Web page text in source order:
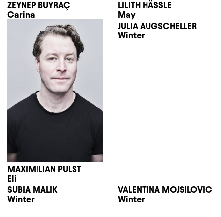
ZEYNEP BUYRAÇ
Carina
LILITH HÄSSLE
May
MAXIMILIAN PULST
Eli
JULIA AUGSCHELLER
Winter
SUBIA MALIK
Winter
VALENTINA MOJSILOVIC
Winter